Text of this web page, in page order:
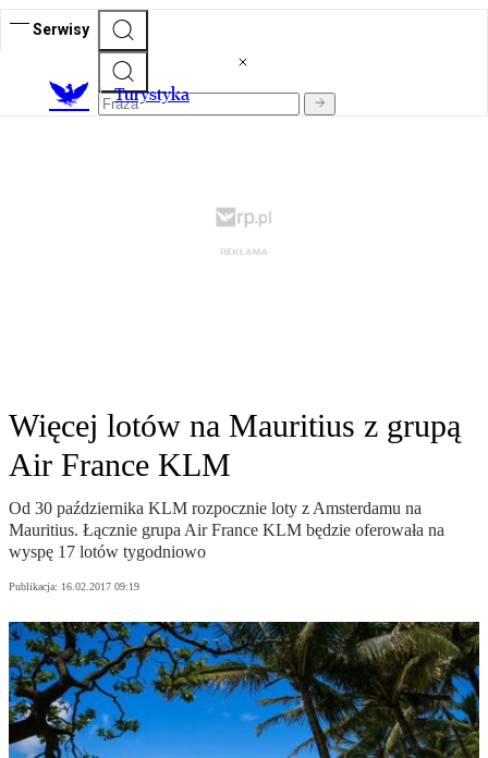
Serwisy
Turystyka
Więcej lotów na Mauritius z grupą
Air France KLM
Od 30 października KLM rozpocznie loty z Amsterdamu na
Mauritius. Łącznie grupa Air France KLM będzie oferowała na
wyspę 17 lotów tygodniowo
Publikacja: 16.02.2017 09:19